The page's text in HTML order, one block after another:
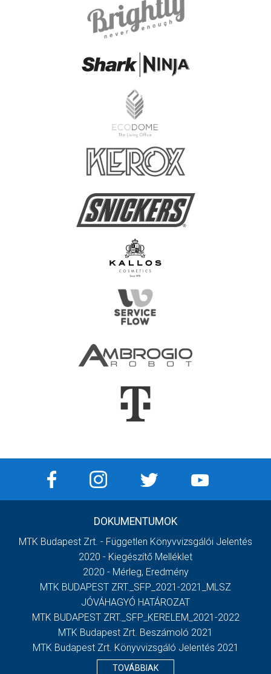
DOKUMENTUMOK
MTK Budapest Zrt. - Független Könyvvizsgálói Jelentés
2020 - Kiegészítő Melléklet
2020 - Mérleg, Eredmény
MTK BUDAPEST ZRT._SFP_2021-2021_MLSZ
JÓVÁHAGYÓ HATÁROZAT
MTK BUDAPEST ZRT._SFP_KERELEM_2021-2022
MTK Budapest Zrt. Beszámoló 2021
MTK Budapest Zrt. Könyvvizsgáló Jelentés 2021
TOVÁBBIAK